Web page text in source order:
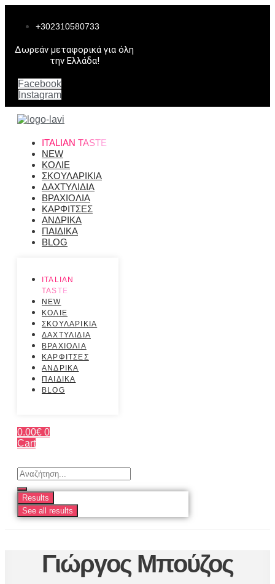
περιεχόμενο+302310580733
Δωρεάν μεταφορικά για όλη
την Ελλάδα!
Facebook
Instagram
ITALIAN TASTE
NEW
ΚΟΛΙΕ
ΣΚΟΥΛΑΡΙΚΙΑ
ΔΑΧΤΥΛΙΔΙΑ
ΒΡΑΧΙΟΛΙΑ
ΚΑΡΦΙΤΣΕΣ
ΑΝΔΡΙΚΑ
ΠΑΙΔΙΚΑ
BLOG
ITALIAN
TASTE
NEW
ΚΟΛΙΕ
ΣΚΟΥΛΑΡΙΚΙΑ
ΔΑΧΤΥΛΙΔΙΑ
ΒΡΑΧΙΟΛΙΑ
ΚΑΡΦΙΤΣΕΣ
ΑΝΔΡΙΚΑ
ΠΑΙΔΙΚΑ
BLOG
0.00€ 0
Cart
Search
...
Results
See all results
Γιώργος Μπούζος